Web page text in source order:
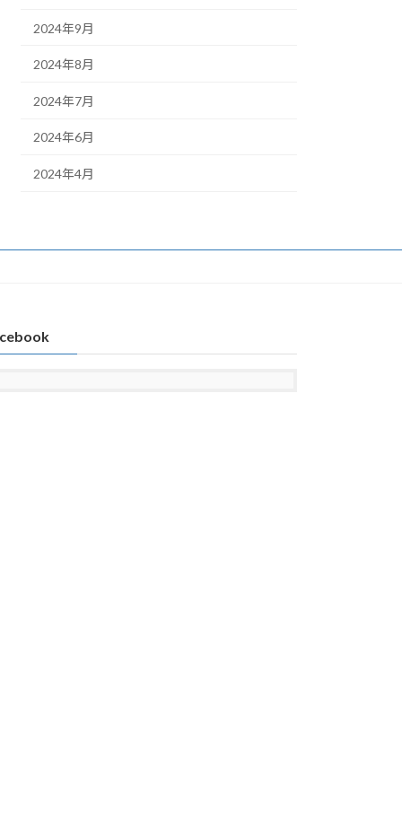
2024年9月
2024年8月
2024年7月
2024年6月
2024年4月